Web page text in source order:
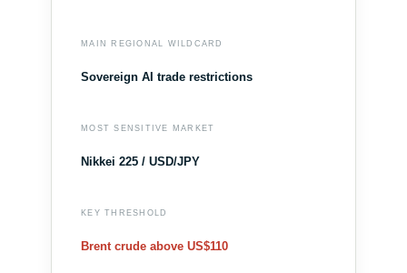
MAIN REGIONAL WILDCARD
Sovereign AI trade restrictions
MOST SENSITIVE MARKET
Nikkei 225 / USD/JPY
KEY THRESHOLD
Brent crude above US$110